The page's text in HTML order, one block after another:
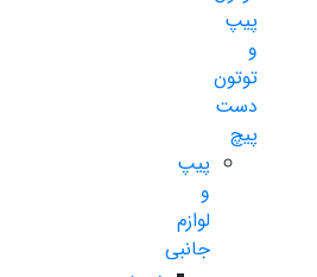
پیپ
و
توتون
دست
پیچ
پیپ
و
لوازم
جانبی